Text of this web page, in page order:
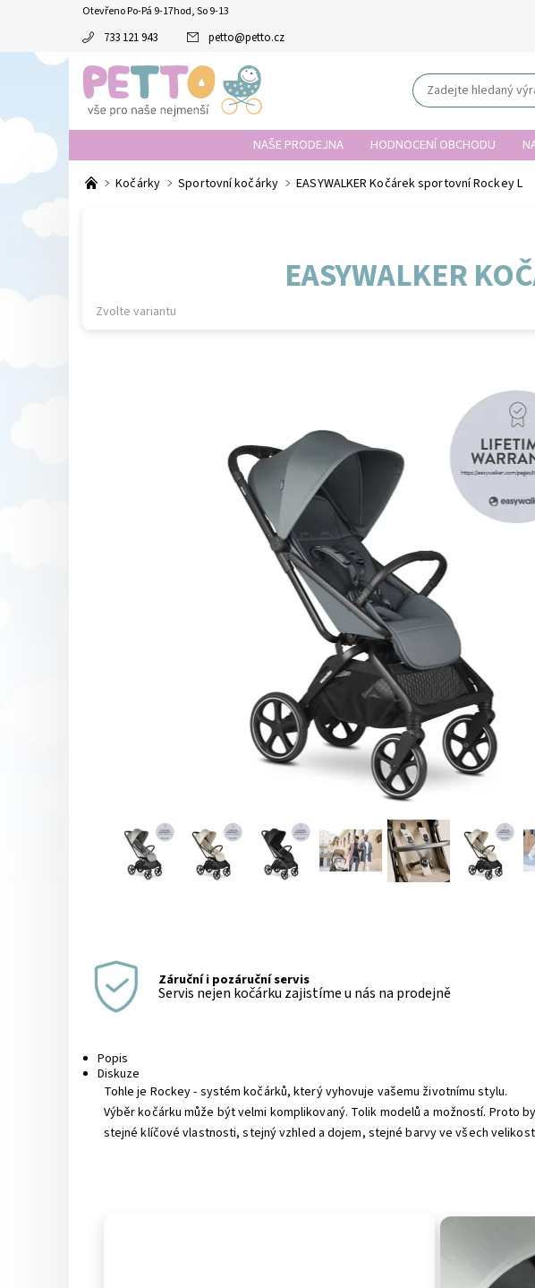
Otevřeno Po-Pá 9-17hod, So 9-13
733 121 943 petto@petto.cz
NAŠE PRODEJNA HODNOCENÍ OBCHODU
Kočárky Sportovní kočárky EASYWALKER Kočárek sportovní Rockey L
EASYWALKER
Zvolte variantu
Záruční i pozáruční servis
Servis nejen kočárku zajistíme u nás na prodejně
Popis
Diskuze
Tohle je Rockey - systém kočárků, který vyhovuje vašemu životnímu stylu.
Výběr kočárku může být velmi komplikovaný. Tolik modelů a možností. Proto
stejné klíčové vlastnosti, stejný vzhled a dojem, stejné barvy ve všech